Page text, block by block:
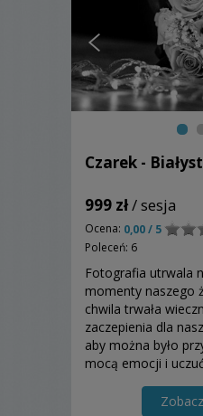
Czarek -
999 zł/ sesja
Ocena: 0,00 / 5
Poleceń: 6
Fotografia utrwala
momenty naszego
chwila trwała
zaczepienia dla
aby można było
mocą emocji i